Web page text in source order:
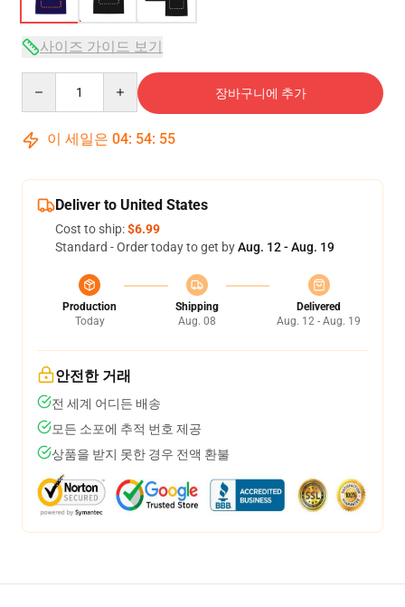
사이즈 가이드 보기
장바구니에 추가
이 세일은 04: 54: 54
Deliver to United States
Cost to ship:$6.99
Standard - Order today to get byAug. 12 - Aug. 19
Production
Today
Shipping
Aug. 08
Delivered
Aug. 12 - Aug. 19
안전한 거래
전 세계 어디든 배송
모든 소포에 추적 번호 제공
상품을 받지 못한 경우 전액 환불